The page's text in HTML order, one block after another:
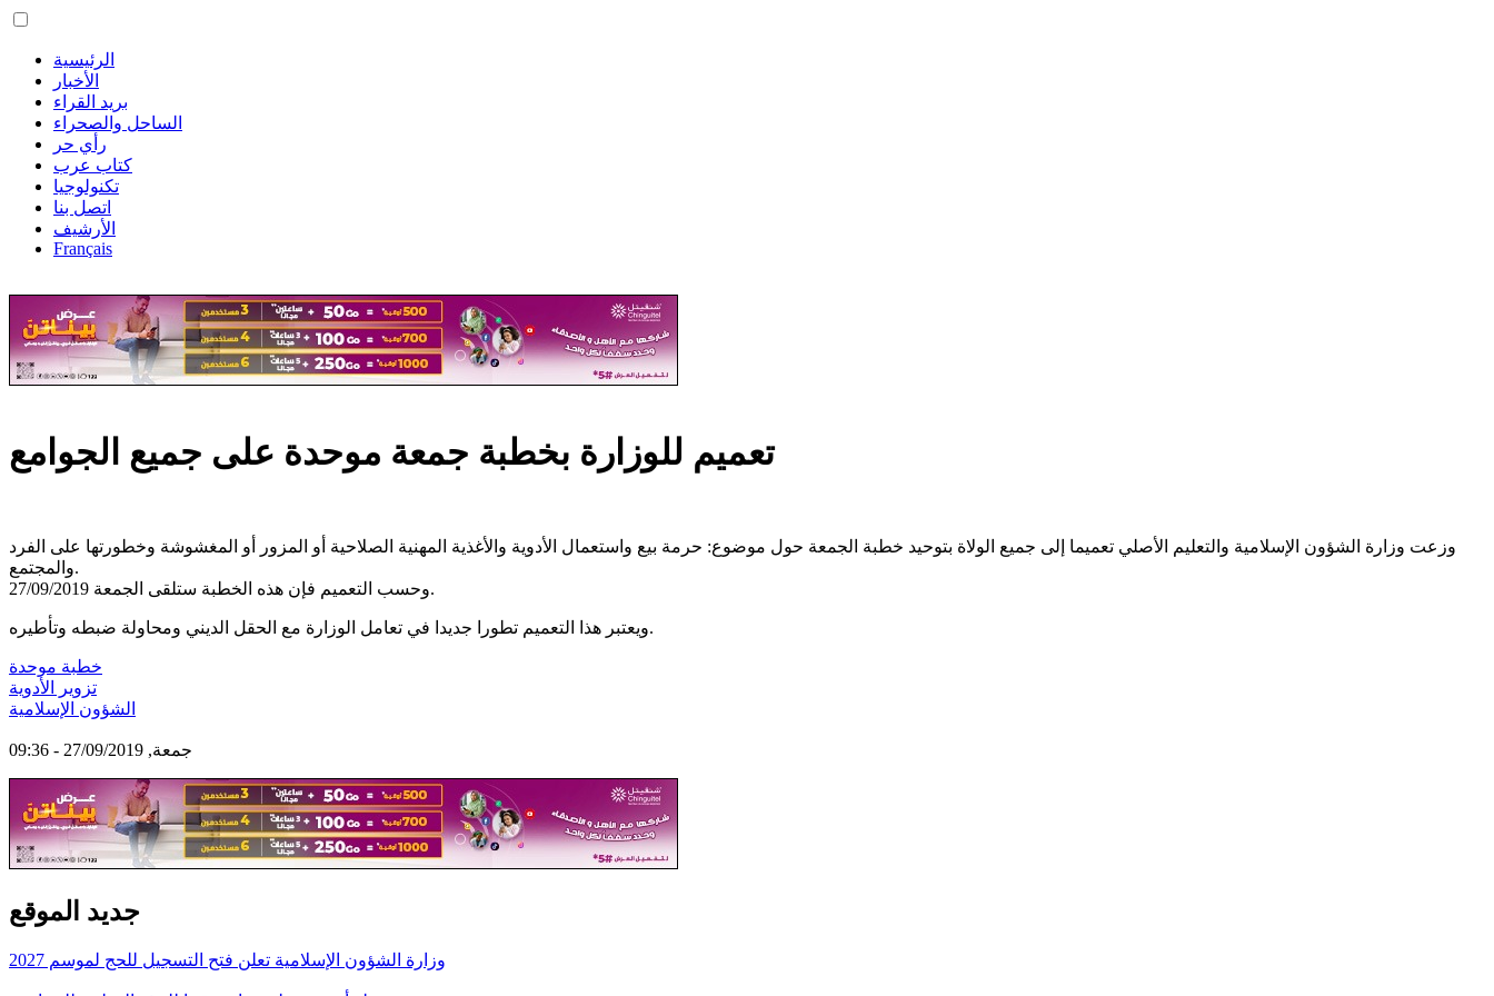
الرئيسية
الأخبار
بريد القراء
الساحل والصحراء
رأي حر
كتاب عرب
تكنولوجيا
اتصل بنا
الأرشيف
Français
تعميم للوزارة بخطبة جمعة موحدة على جميع الجوامع
وزعت وزارة الشؤون الإسلامية والتعليم الأصلي تعميما إلى جميع الولاة بتوحيد خطبة الجمعة حول موضوع: حرمة بيع واستعمال الأدوية والأغذية المهنية الصلاحية أو المزور أو المغشوشة وخطورتها على الفرد
والمجتمع.
وحسب التعميم فإن هذه الخطبة ستلقى الجمعة 27/09/2019.
ويعتبر هذا التعميم تطورا جديدا في تعامل الوزارة مع الحقل الديني ومحاولة ضبطه وتأطيره.
خطبة موحدة
تزوير الأدوية
الشؤون الإسلامية
جمعة, 27/09/2019 - 09:36
جديد الموقع
وزارة الشؤون الإسلامية تعلن فتح التسجيل للحج لموسم 2027